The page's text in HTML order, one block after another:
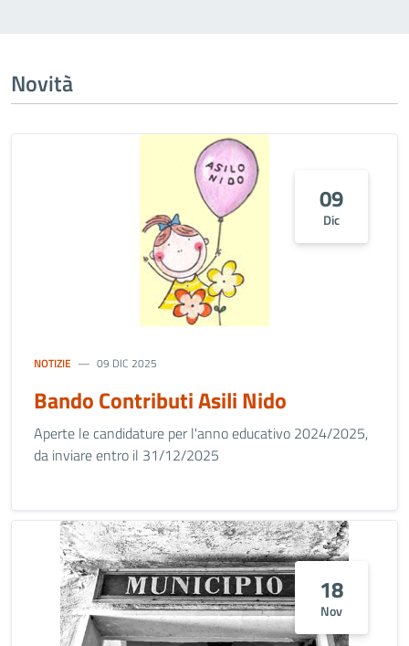
Novità
09
Dic
NOTIZIE 09 DIC 2025
Bando Contributi Asili Nido
Aperte le candidature per l'anno educativo 2024/2025,
da inviare entro il 31/12/2025
18
Nov